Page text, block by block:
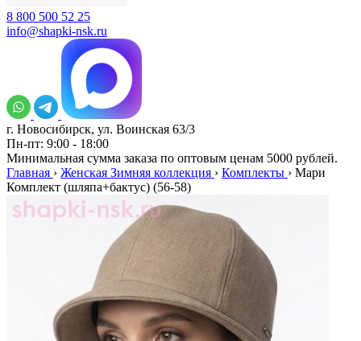
8 800 500 52 25
info@shapki-nsk.ru
г. Новосибирск, ул. Воинская 63/3
Пн-пт: 9:00 - 18:00
Минимальная сумма заказа по оптовым ценам 5000 рублей.
Главная › Женская Зимняя коллекция › Комплекты › Мари
Комплект (шляпа+бактус) (56-58)